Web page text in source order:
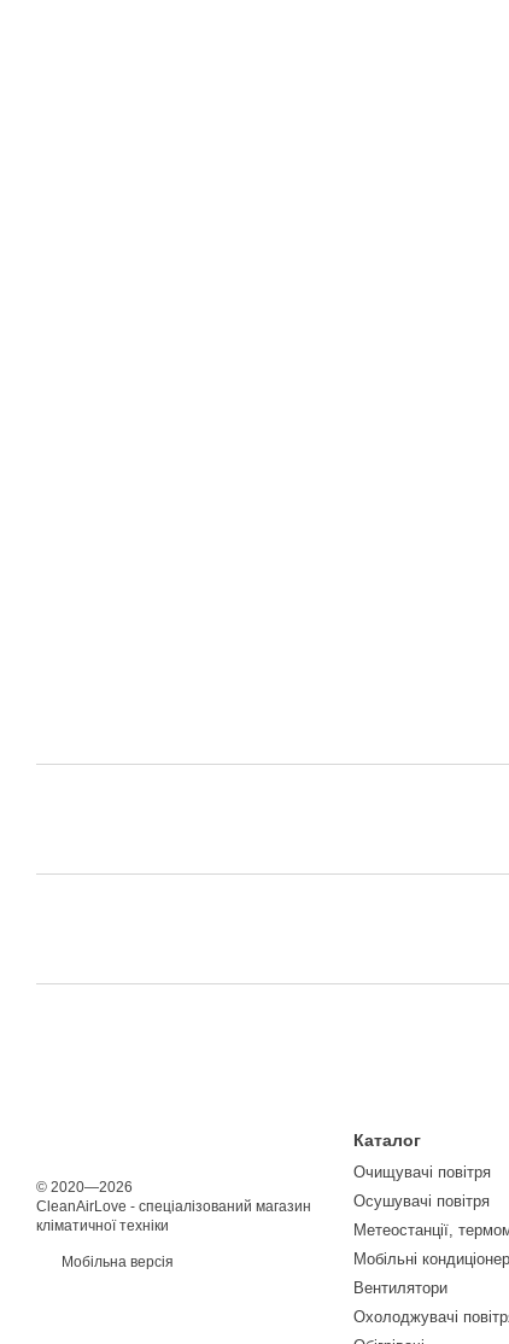
© 2020—2026
CleanAirLove - спеціалізований магазин
кліматичної техніки
Мобільна версія
Каталог
Очищувачі повітря
Осушувачі повітря
Метеостанції,
Мобільні
Вентилятори
Охолоджувачі